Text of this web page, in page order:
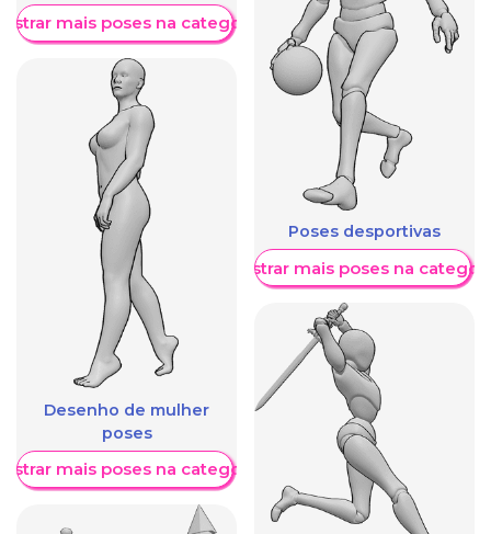
mais poses na categoria
Desenho de mulher
poses
mais poses na categoria
Poses desportivas
Mostrar mais poses na